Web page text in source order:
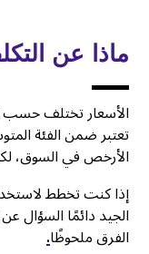
ماذا عن
الأسعار تختلف حسب
تعتبر ضمن الفئة
الأرخص في السوق،
إذا كنت تخطط
الجيد دائمًا السؤال
الفرق ملحوظًا.